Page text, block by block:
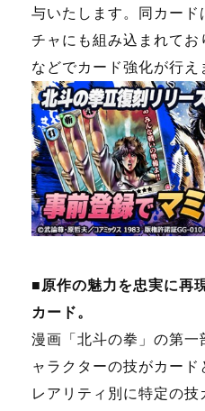
与いたします。同カード
チャにも組み込まれて
などでカード強化が行え
■原作の魅力を忠実に再
カード。
漫画「北斗の拳」の第一
ャラクターの技がカード
レアリティ別に特定の